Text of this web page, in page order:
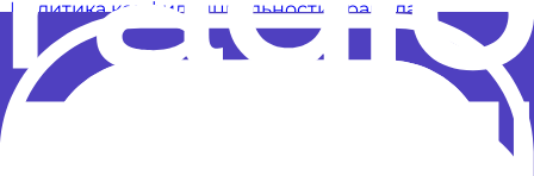
Политика конфиденциальности
Правила
рассылок
Результаты СОУТ
© 2025 «Новое Радио» 12+